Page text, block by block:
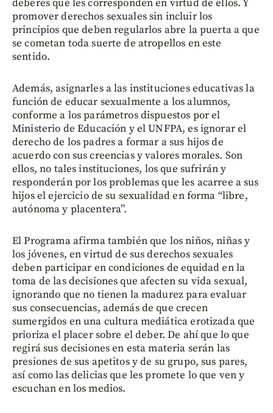
deberes que les corresponden en virtud de ellos. Y
promover derechos sexuales sin incluir los
principios que deben regularlos abre la puerta a que
se cometan toda suerte de atropellos en este
sentido.
Además, asignarles a las instituciones educativas la
función de educar sexualmente a los alumnos,
conforme a los parámetros dispuestos por el
Ministerio de Educación y el UNFPA, es ignorar el
derecho de los padres a formar a sus hijos de
acuerdo con sus creencias y valores morales. Son
ellos, no tales instituciones, los que sufrirán y
responderán por los problemas que les acarree a sus
hijos el ejercicio de su sexualidad en forma “libre,
autónoma y placentera”.
El Programa afirma también que los niños, niñas y
los jóvenes, en virtud de sus derechos sexuales
deben participar en condiciones de equidad en la
toma de las decisiones que afecten su vida sexual,
ignorando que no tienen la madurez para evaluar
sus consecuencias, además de que crecen
sumergidos en una cultura mediática erotizada que
prioriza el placer sobre el deber. De ahí que lo que
regirá sus decisiones en esta materia serán las
presiones de sus apetitos y de su grupo, sus pares,
así como las delicias que les promete lo que ven y
escuchan en los medios.